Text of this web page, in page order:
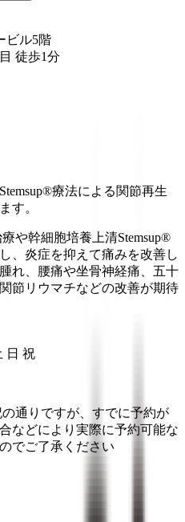
ビル5階
徒歩1分
療法による関節再生
す。
や幹細胞培養上清Stemsup®
、炎症を抑えて痛みを改善し
れ、腰痛や坐骨神経痛、五十
節リウマチなどの改善が期待
日 祝
通りですが、すでに予約が
などにより実際に予約可能な
でご了承ください